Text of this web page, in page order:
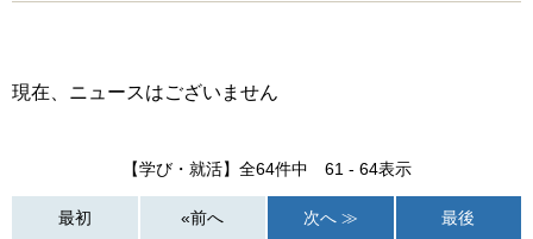
現在、ニュースはございません
【学び・就活】全64件中 61 - 64表示
最初 «前へ 次へ ≫ 最後